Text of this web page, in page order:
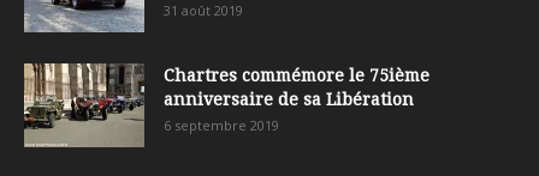
31 août 2019
Chartres commémore le 75ième
anniversaire de sa Libération
6 septembre 2019